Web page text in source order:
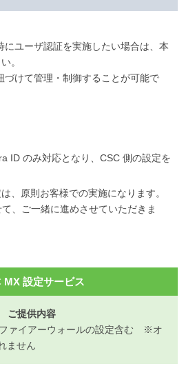
ユーザ認証を実施したい場合は、本
。
づけて管理・制御することが可能で
ID のみ対応となり、CSC 側の設定を
、原則お客様での実施になります。
て、ご一緒に進めさせていただきま
MX 設定サービス
ご提供内容
ァイアーウォールの設定含む ※オ
ません